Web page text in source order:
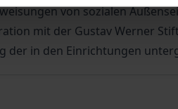
von sozialen
mit der Gustav Werner
in den Einrichtungen